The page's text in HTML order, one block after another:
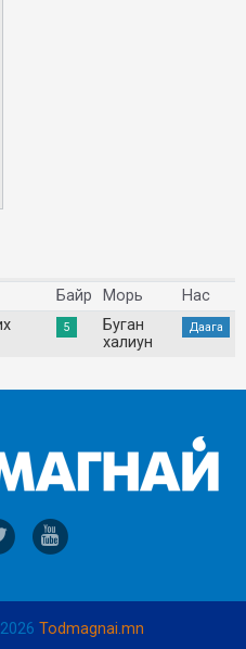
Байр Морь
Нас
5
Буган
халиун
Даага
Todmagnai.mn